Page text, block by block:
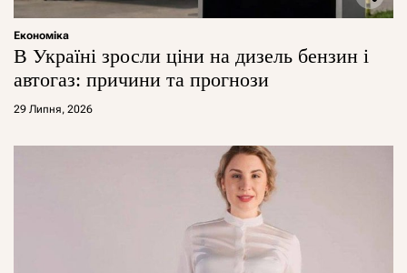
Економіка
В Україні зросли ціни на дизель бензин і
автогаз: причини та прогнози
29 Липня, 2026